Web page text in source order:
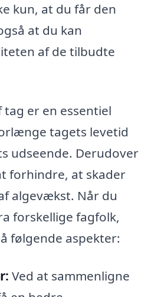
kun, at du får den
at du kan
af de tilbudte
er en essentiel
tagets levetid
udseende. Derudover
forhindre, at skader
algevækst. Når du
forskellige fagfolk,
følgende aspekter:
Ved at sammenligne